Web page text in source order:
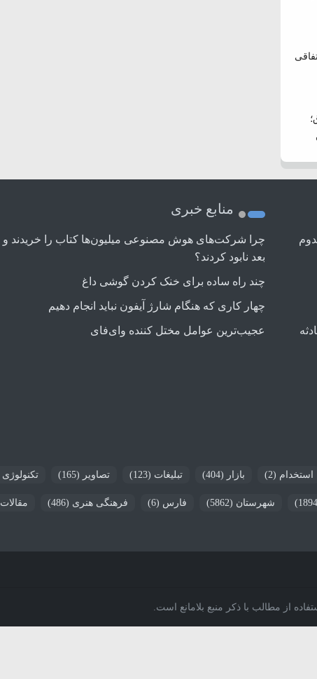
۹ نفر مصدوم
منابع خبری
چرا شرکت‌های هوش مصنوعی میلیون‌ها کتاب را خریدند و
بعد نابود کردند؟
چند راه‌ ساده برای خنک کردن گوشی داغ
چهار کاری که هنگام شارژ آیفون نباید انجام دهیم
عجیب‌ترین عوامل مختل کننده وای‌فای
استخدام (2) بازار (404) تبلیغات (123) تصاویر (165) تکنولوژی
شهرستان (5862) فارس (6) فرهنگی هنری (486) مقالات
از مطالب با ذکر منبع بلامانع است.